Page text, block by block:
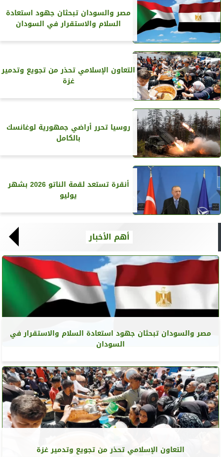
مصر والسودان تبحثان جهود استعادة
السلام والاستقرار في السودان
التعاون الإسلامي تحذر من تجويع وتدمير
غزة
روسيا تحرر أراضي جمهورية لوغانسك
بالكامل
أنقرة تستعد لقمة الناتو 2026 بشهر
يوليو
أهم الأخبار
مصر والسودان تبحثان جهود استعادة السلام والاستقرار في
السودان
التعاون الإسلامي تحذر من تجويع وتدمير غزة